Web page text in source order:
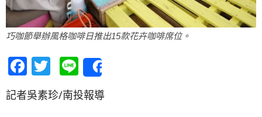
巧咖節舉辦風格咖啡日推出15款花卉咖啡席位。
Facebook
Twitter
Line
記者吳素珍/南投報導